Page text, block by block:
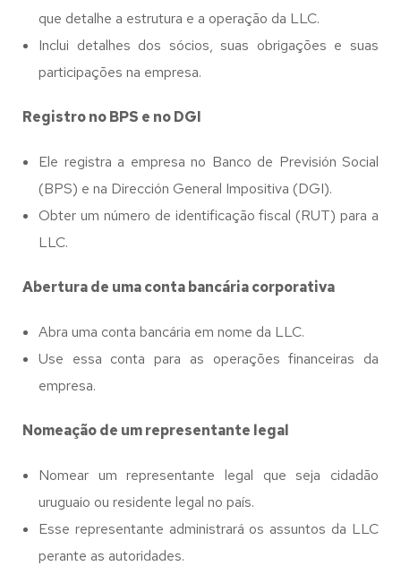
que detalhe a estrutura e a operação da LLC.
Inclui detalhes dos sócios, suas obrigações e suas
participações na empresa.
Registro no BPS e no DGI
Ele registra a empresa no Banco de Previsión Social
(BPS) e na Dirección General Impositiva (DGI).
Obter um número de identificação fiscal (RUT) para a
LLC.
Abertura de uma conta bancária corporativa
Abra uma conta bancária em nome da LLC.
Use essa conta para as operações financeiras da
empresa.
Nomeação de um representante legal
Nomear um representante legal que seja cidadão
uruguaio ou residente legal no país.
Esse representante administrará os assuntos da LLC
perante as autoridades.